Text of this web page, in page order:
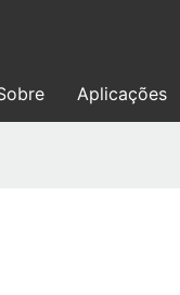
Aplicações